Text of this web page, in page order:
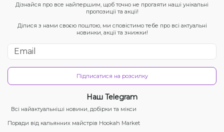
Дізнайся про все найпершим, щоб точно не прогаяти наші унікальні
пропозиції та акції!
Ділися з нами своєю поштою, ми сповістимо тебе про всі актуальні
новинки, акції та знижки!
Підписатися на розсилку
Наш Telegram
Всі найактуальніші новини, добірки та мікси
Поради від кальянних майстрів Hookah Market